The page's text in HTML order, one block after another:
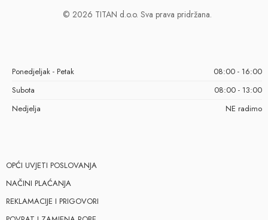
© 2026 TITAN d.o.o. Sva prava pridržana.
Ponedjeljak - Petak
08:00 - 16:00
Subota
08:00 - 13:00
Nedjelja
NE radimo
OPĆI UVJETI POSLOVANJA
NAČINI PLAĆANJA
REKLAMACIJE I PRIGOVORI